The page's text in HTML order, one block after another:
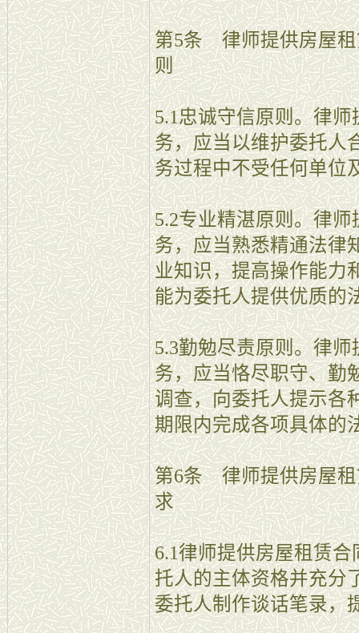
第5条 律师提供房屋租
则
5.1忠诚守信原则。律
务，应当以维护委托人
务过程中不受任何单位
5.2专业精湛原则。律
务，应当熟悉精通法律
业知识，提高操作能力
能为委托人提供优质的
5.3勤勉尽责原则。律
务，应当恪尽职守、勤
调查，向委托人提示各
期限内完成各项具体的
第6条 律师提供房屋租
求
6.1律师提供房屋租赁
托人的主体资格并充分
委托人制作谈话笔录，